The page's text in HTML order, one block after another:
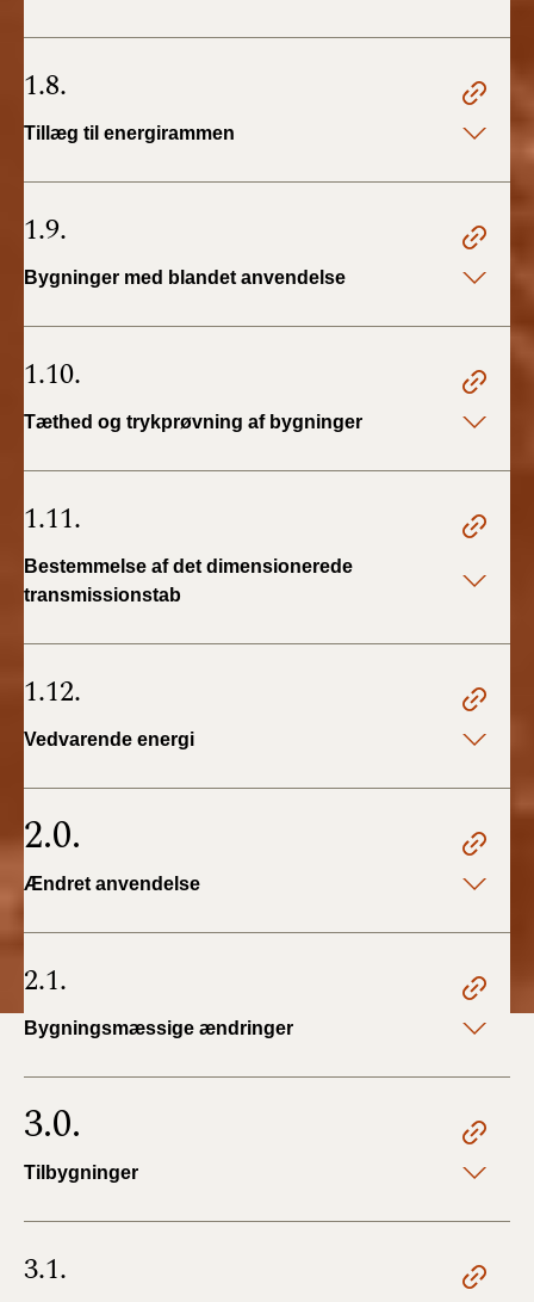
1.8.
Tillæg til energirammen
1.9.
Bygninger med blandet anvendelse
1.10.
Tæthed og trykprøvning af bygninger
1.11.
Bestemmelse af det dimensionerede
transmissionstab
1.12.
Vedvarende energi
2.0.
Ændret anvendelse
2.1.
Bygningsmæssige ændringer
3.0.
Tilbygninger
3.1.